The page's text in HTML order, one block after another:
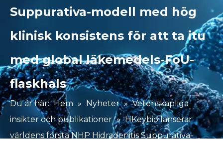
Suppurativa-modell med hög
klinisk konsistens för att ta itu
med global läkemedels-FoU-
flaskhals
Du är här: Hem » Nyheter » Vetenskapliga
insikter och publikationer » HKeybio lanserar
världens första NHP Hidradenitis Suppurativa-